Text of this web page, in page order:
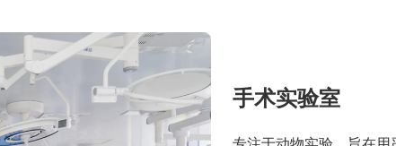
手术实验室